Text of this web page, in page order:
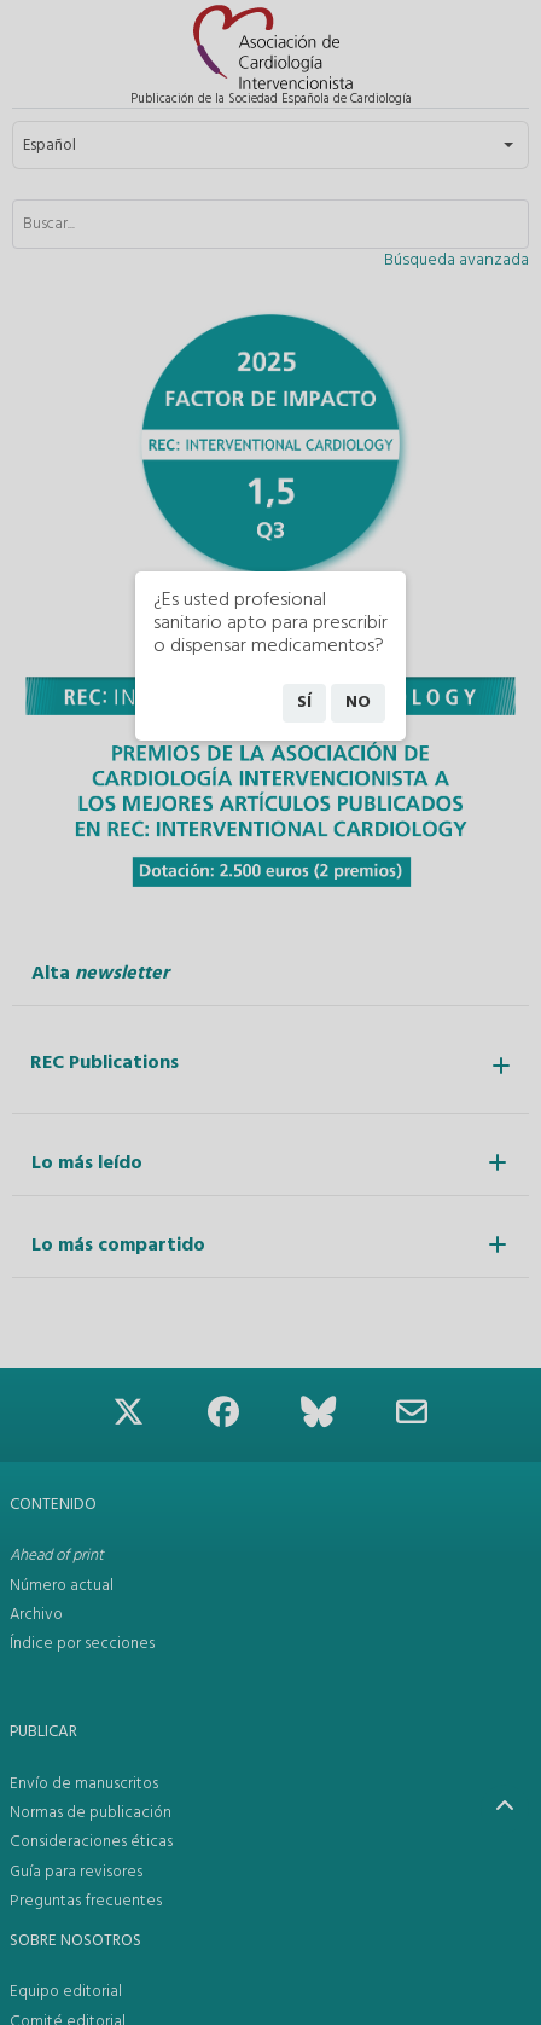
Publicación de la Sociedad Española de Cardiología
Seleccione su idioma
Español
Búsqueda avanzada
Alta newsletter
REC Publications
Lo más leído
Lo más compartido
CONTENIDO
Ahead of print
Número actual
Archivo
Índice por secciones
PUBLICAR
Envío de manuscritos
Normas de publicación
Consideraciones éticas
Guía para revisores
Preguntas frecuentes
SOBRE NOSOTROS
Equipo editorial
¿Es usted profesional
sanitario apto para prescribir
o dispensar medicamentos?
SÍ NO